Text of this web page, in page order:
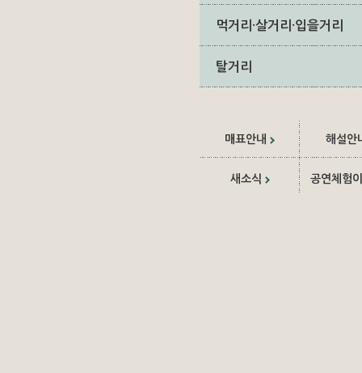
먹거리·살거리·입을거리
탈거리
매표안내 해설안
새소식 공연체험